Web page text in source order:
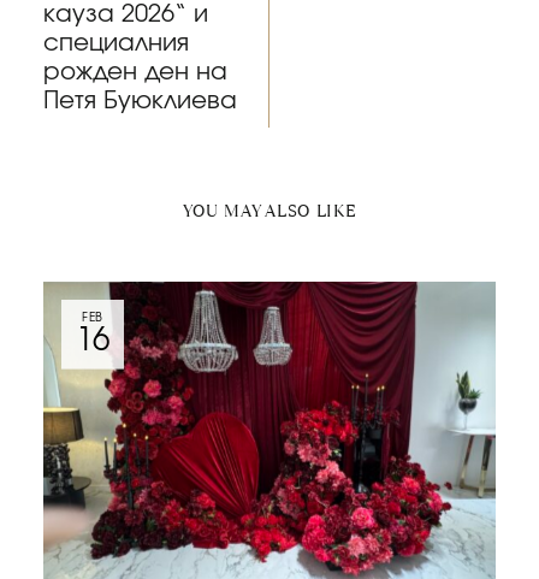
кауза 2026“ и
специалния
рожден ден на
Петя Буюклиева
YOU MAY ALSO LIKE
FEB
16